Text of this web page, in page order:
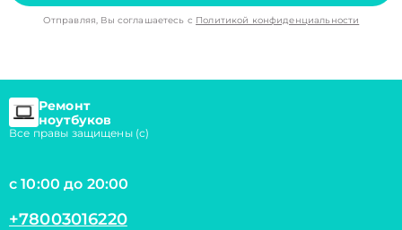
Отправляя, Вы соглашаетесь с Политикой конфиденциальности
Ремонт
ноутбуков
Все правы защищены (с)
с 10:00 до 20:00
+78003016220